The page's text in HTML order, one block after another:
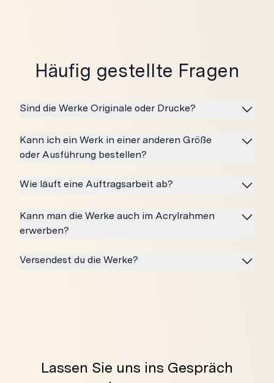
Häufig gestellte Fragen
Sind die Werke Originale oder Drucke?
Kann ich ein Werk in einer anderen Größe
oder Ausführung bestellen?
Wie läuft eine Auftragsarbeit ab?
Kann man die Werke auch im Acrylrahmen
erwerben?
Versendest du die Werke?
Lassen Sie uns ins Gespräch